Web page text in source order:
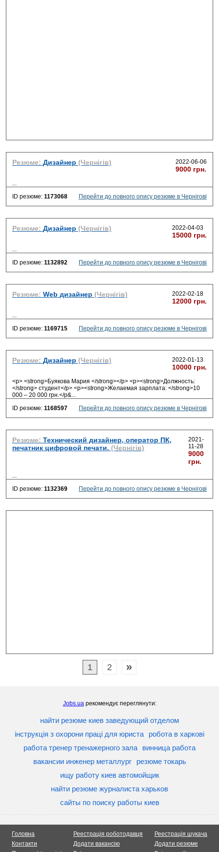
Резюме: Дизайнер (Чернігів) 2022-06-06
9000 грн.
...
ID резюме: 1173068 Перейти до повного опису резюме в Чернігові
Резюме: Дизайнер (Чернігів) 2022-04-03
15000 грн.
...
ID резюме: 1132892 Перейти до повного опису резюме в Чернігові
Резюме: Web дизайнер (Чернігів) 2022-02-18
12000 грн.
...
ID резюме: 1169715 Перейти до повного опису резюме в Чернігові
Резюме: Дизайнер (Чернігів) 2022-01-13
10000 грн.
<p> <strong>Буякова Мария </strong></p> <p><strong>Должность:
</strong> студент</p> <p><strong>Желаемая зарплата: </strong>10
000 – 20 000 грн.</p&...
ID резюме: 1168597 Перейти до повного опису резюме в Чернігові
Резюме: Технический дизайнер, оператор ПК,
печатник цифровой печати. (Чернігів)
2021-
11-28
9000
грн.
...
ID резюме: 1132369 Перейти до повного опису резюме в Чернігові
1 2 »
Jobs.uaрекомендує переглянути:
найти резюме киев заведующий отделом
інструкція з охорони праці для юриста
робота в харкові
работа тренер тренажерного зала
винница работа
вакансии инженер металлург
резюме токарь
ищу работу киев автомойщик
найти резюме журналиста харьков
сайты по поиску работы киев
Головна
Контакти
Реестрація роботодавця
Додати вакансію
Реестрація шукача
Додати резюме